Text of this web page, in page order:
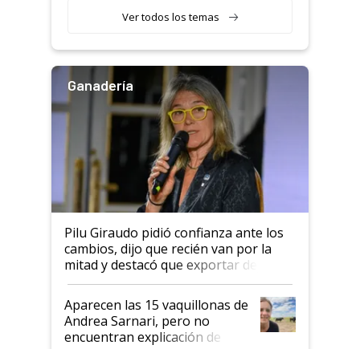
variedades que marcan un
salto tecnológico en genética y
Ver todos los temas
Ganadería
Pilu Giraudo pidió confianza ante los
cambios, dijo que recién van por la
mitad y destacó que exportar dejó de
ser "para unos pocos": "Tenemos un
mandato muy claro del gobierno
nacional"
Aparecen las 15 vaquillonas de
Andrea Sarnari, pero no
encuentran explicación de